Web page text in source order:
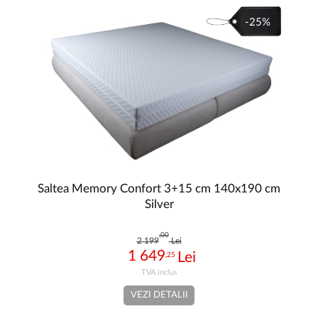
-25%
Saltea Memory Confort 3+15 cm 140x190 cm
Silver
2 199
,00
Lei
1 649,25
VEZI DETALII